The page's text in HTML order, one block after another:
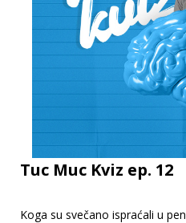
Tuc Muc Kviz ep. 12
Koga su svečano ispraćali u